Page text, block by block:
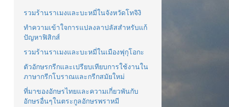
รวมร้านราเมงและบะหมี่ในจังหวัดโทจิงิ
ทำความเข้าใจการแปลงลาปลัสสำหรับแก้
ปัญหาฟิสิกส์
รวมร้านราเมงและบะหมี่ในเมืองฟุกุโอกะ
ตัวอักษรกรีกและเปรียบเทียบการใช้งานใน
ภาษากรีกโบราณและกรีกสมัยใหม่
ที่มาของอักษรไทยและความเกี่ยวพันกับ
อักษรอื่นๆในตระกูลอักษรพราหมี